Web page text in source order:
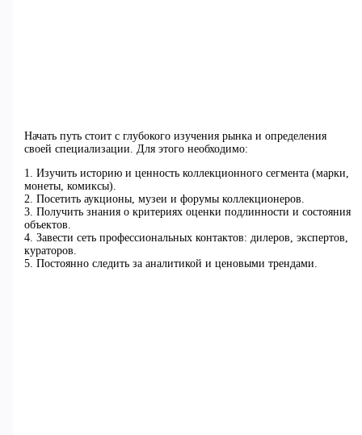
Начать путь стоит с глубокого изучения рынка и определения
своей специализации. Для этого необходимо:
1. Изучить историю и ценность коллекционного сегмента (марки,
монеты, комиксы).
2. Посетить аукционы, музеи и форумы коллекционеров.
3. Получить знания о критериях оценки подлинности и состояния
объектов.
4. Завести сеть профессиональных контактов: дилеров, экспертов,
кураторов.
5. Постоянно следить за аналитикой и ценовыми трендами.